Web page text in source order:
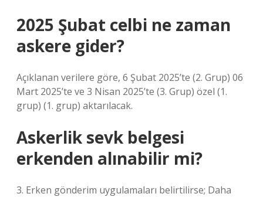
2025 Şubat celbi ne zaman
askere gider?
Açıklanan verilere göre, 6 Şubat 2025’te (2. Grup) 06
Mart 2025’te ve 3 Nisan 2025’te (3. Grup) özel (1.
grup) (1. grup) aktarılacak.
Askerlik sevk belgesi
erkenden alınabilir mi?
3. Erken gönderim uygulamaları belirtilirse; Daha